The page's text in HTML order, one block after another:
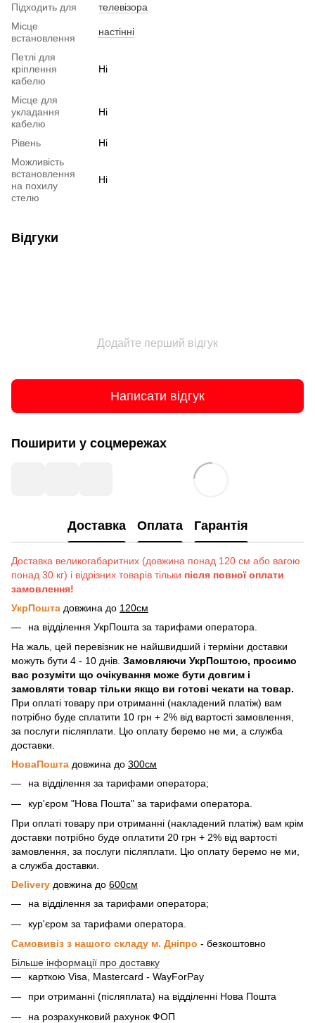
Підходить для
телевізора
Місце
встановлення
настінні
Петлі для
кріплення
кабелю
Ні
Місце для
укладання
кабелю
Ні
Рівень
Ні
Можливість
встановлення
на похилу
стелю
Ні
Відгуки
Додайте перший відгук
Написати відгук
Поширити у соцмережах
Доставка Оплата Гарантія
Доставка великогабаритних (довжина понад 120 см або вагою
понад 30 кг) і відрізних товарів тільки після повної оплати
замовлення!
УкрПошта довжина до 120см
на відділення УкрПошта за тарифами оператора.
На жаль, цей перевізник не найшвидший і терміни доставки
можуть бути 4 - 10 днів. Замовляючи УкрПоштою, просимо
вас розуміти що очікування може бути довгим і
замовляти товар тільки якщо ви готові чекати на товар.
При оплаті товару при отриманні (накладений платіж) вам
потрібно буде сплатити 10 грн + 2% від вартості замовлення,
за послуги післяплати. Цю оплату беремо не ми, а служба
доставки.
НоваПошта довжина до 300см
на відділення за тарифами оператора;
кур'єром "Нова Пошта" за тарифами оператора.
При оплаті товару при отриманні (накладений платіж) вам крім
доставки потрібно буде оплатити 20 грн + 2% від вартості
замовлення, за послуги післяплати. Цю оплату беремо не ми,
а служба доставки.
Delivery довжина до 600см
на відділення за тарифами оператора;
кур'єром за тарифами оператора.
Самовивіз з нашого складу м. Дніпро - безкоштовно
Більше інформації про доставку
карткою Visa, Mastercard - WayForPay
при отриманні (післяплата) на відділенні Нова Пошта
на розрахунковий рахунок ФОП